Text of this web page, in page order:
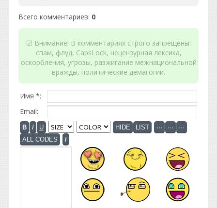
Всего комментариев: 0
☑ Внимание! В комментариях строго запрещены:
спам, флуд, CapsLock, нецензурная лексика,
оскорбления, угрозы, разжигание межнациональной
вражды, политические демагогии.
Имя *:
Email: